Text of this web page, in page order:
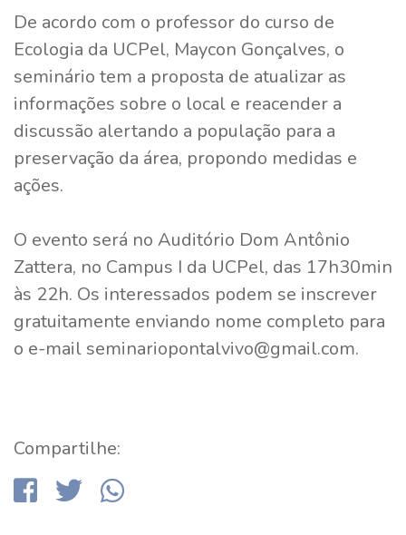
De acordo com o professor do curso de
Ecologia da UCPel, Maycon Gonçalves, o
seminário tem a proposta de atualizar as
informações sobre o local e reacender a
discussão alertando a população para a
preservação da área, propondo medidas e
ações.
O evento será no Auditório Dom Antônio
Zattera, no Campus I da UCPel, das 17h30min
às 22h. Os interessados podem se inscrever
gratuitamente enviando nome completo para
o e-mail seminariopontalvivo@gmail.com.
Compartilhe: